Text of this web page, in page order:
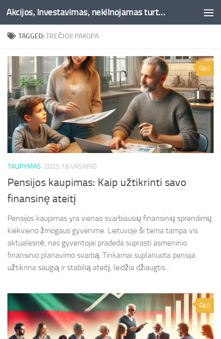
Skip to content Akcijos, Investavimas, nekilnojamas turtas, kriptovaliutos - Besociai.lt
TAGGED:TREČIOJI PAKOPA
0
TAUPYMAS 2025 18 VASARIO
Pensijos kaupimas: Kaip užtikrinti savo
finansinę ateitį
Pensijos kaupimas yra vienas svarbiausių finansinių sprendimų
kiekvieno žmogaus gyvenime. Lietuvoje ši tema tampa vis
aktualesnė, nes gyventojai pradeda suprasti asmeninio
finansinio planavimo svarbą. Tinkamai suplanuota pensija
užtikrina saugią ir stabilią ateitį, leidžia džiaugtis...
0